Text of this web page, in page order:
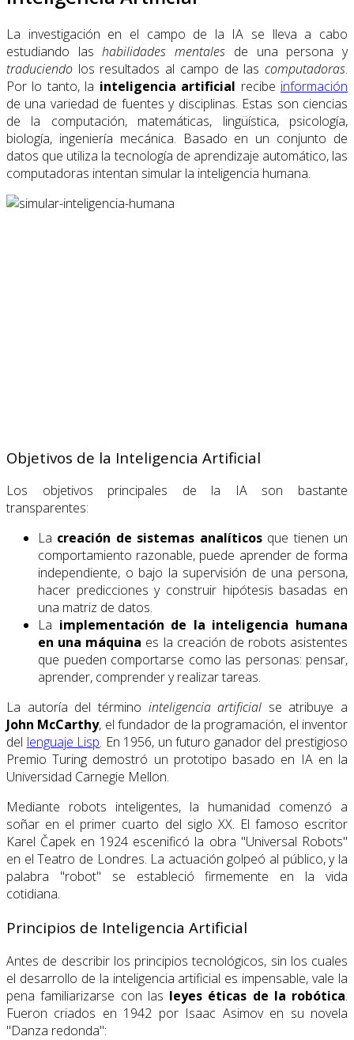
La investigación en el campo de la IA se lleva a cabo
estudiando lashabilidades mentales de una persona y
traduciendo los resultados al campo de las computadoras.
Por lo tanto, la inteligencia artificial recibe información
de una variedad de fuentes y disciplinas. Estas son ciencias
de la computación, matemáticas, lingüística, psicología,
biología, ingeniería mecánica. Basado en un conjunto de
datos que utiliza la tecnología de aprendizaje automático, las
computadoras intentan simular la inteligencia humana.
Objetivos de la Inteligencia Artificial
Los objetivos principales de la IA son bastante
transparentes:
La creación de sistemas analíticosque tienen un
comportamiento razonable, puede aprender de forma
independiente, o bajo la supervisión de una persona,
hacer predicciones y construir hipótesis basadas en
una matriz de datos.
La implementación de la inteligencia humana
en una máquina es la creación de robots asistentes
que pueden comportarse como las personas: pensar,
aprender, comprender y realizar tareas.
La autoría del término inteligencia artificial se atribuye a
John McCarthy, el fundador de la programación, el inventor
del lenguaje Lisp. En 1956, un futuro ganador del prestigioso
Premio Turing demostró un prototipo basado en IA en la
Universidad Carnegie Mellon.
Mediante robots inteligentes, la humanidad comenzó a
soñar en el primer cuarto del siglo XX. El famoso escritor
Karel Čapek en 1924 escenificó la obra "Universal Robots"
en el Teatro de Londres. La actuación golpeó al público, y la
palabra "robot" se estableció firmemente en la vida
cotidiana.
Principios de Inteligencia Artificial
Antes de describir los principios tecnológicos, sin los cuales
el desarrollo de la inteligencia artificial es impensable, vale la
pena familiarizarse con las leyes éticas de la robótica.
Fueron criados en 1942 por Isaac Asimov en su novela
"Danza redonda":